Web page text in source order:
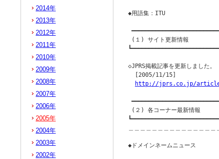
◆用語集：ITU
(１) サイト更新情報
◇JPRS掲載記事を更新しました。
  [2005/11/15]
http://jprs.co.jp/
(２) 各コーナー最新情報
◆ドメインネームニュー
2014年
2013年
2012年
2011年
2010年
2009年
2008年
2007年
2006年
2005年
2004年
2003年
2002年